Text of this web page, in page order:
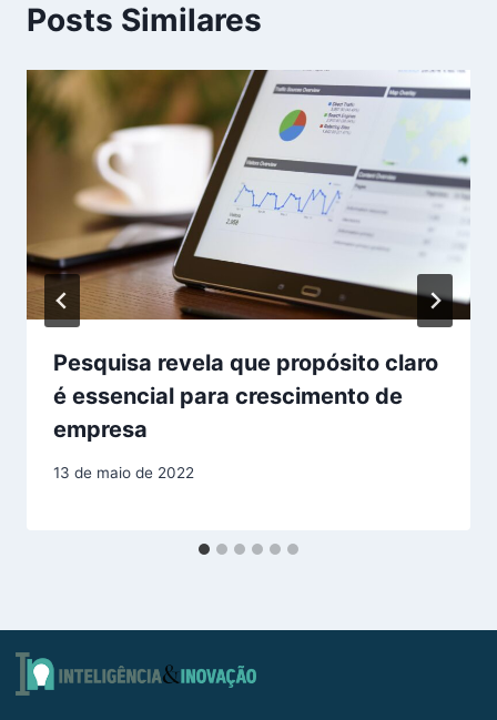
Posts Similares
Pesquisa revela que propósito claro
é essencial para crescimento de
empresa
13 de maio de 2022